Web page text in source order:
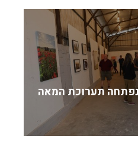
נפתחה תערוכת המאה